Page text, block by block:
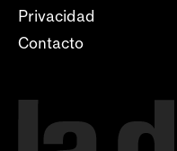
Privacidad
Contacto